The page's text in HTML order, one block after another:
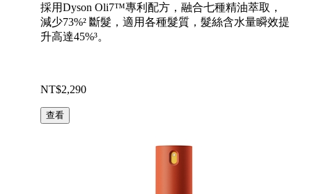
採用Dyson Oli7™專利配方，融合七種精油萃取，
減少73%² 斷髮，適用各種髮質​，髮絲含水量瞬效提
升高達45%³。
NT$2,290
查看